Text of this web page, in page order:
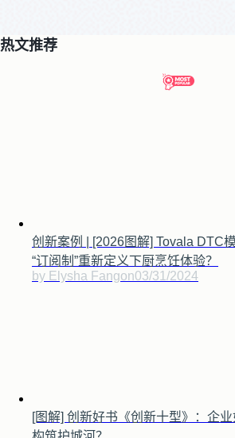
热文推荐
创新案例 | [2026图解] Tovala DTC
“订阅制”重新定义下厨烹饪体验？
by Elysha Fangon03/31/2024
[图解] 创新好书《创新十型》：企